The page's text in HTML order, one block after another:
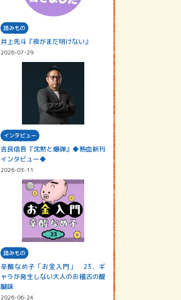
読みもの
井上先斗『夜がまだ明けない』
2026-07-29
インタビュー
吉良信吾『沈黙と爆弾』◆熱血新刊
インタビュー◆
2026-03-11
読みもの
辛酸なめ子「お金入門」 23．ギ
ャラが発生しない大人のお稽古の醍
醐味
2026-06-24